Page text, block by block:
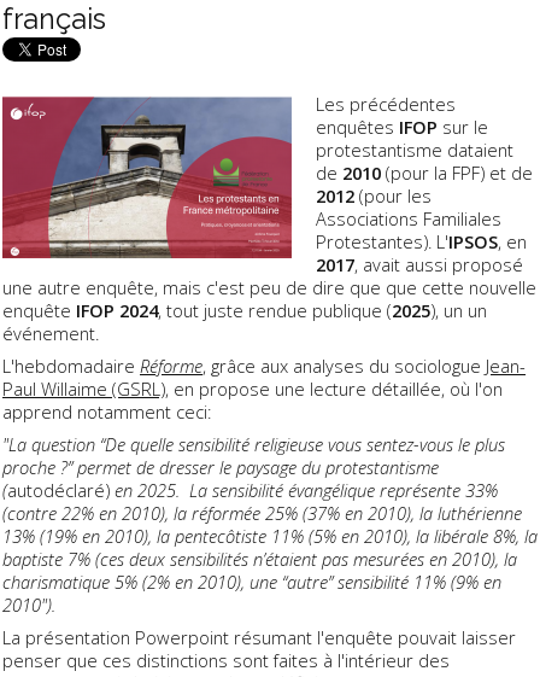
français
Les précédentes
enquêtes IFOP sur le
protestantisme dataient
de 2010 (pour la FPF) et de
2012 (pour les
Associations Familiales
Protestantes). L'IPSOS, en
2017, avait aussi proposé
une autre enquête, mais c'est peu de dire que que cette nouvelle
enquête IFOP 2024, tout juste rendue publique (2025), un un
événement.
L'hebdomadaire Réforme, grâce aux analyses du sociologue Jean-
Paul Willaime (GSRL), en propose une lecture détaillée, où l'on
apprend notamment ceci:
"La question “De quelle sensibilité religieuse vous sentez-vous le plus
proche ?” permet de dresser le paysage du protestantisme
(autodéclaré) en 2025. La sensibilité évangélique représente 33%
(contre 22% en 2010), la réformée 25% (37% en 2010), la luthérienne
13% (19% en 2010), la pentecôtiste 11% (5% en 2010), la libérale 8%, la
baptiste 7% (ces deux sensibilités n’étaient pas mesurées en 2010), la
charismatique 5% (2% en 2010), une “autre” sensibilité 11% (9% en
2010").
La présentation Powerpoint résumant l'enquête pouvait laisser
penser que ces distinctions sont faites à l'intérieur des